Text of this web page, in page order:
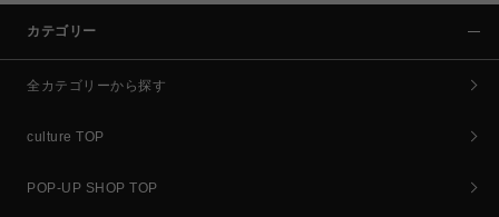
カテゴリー
全カテゴリーから探す
culture TOP
POP-UP SHOP TOP